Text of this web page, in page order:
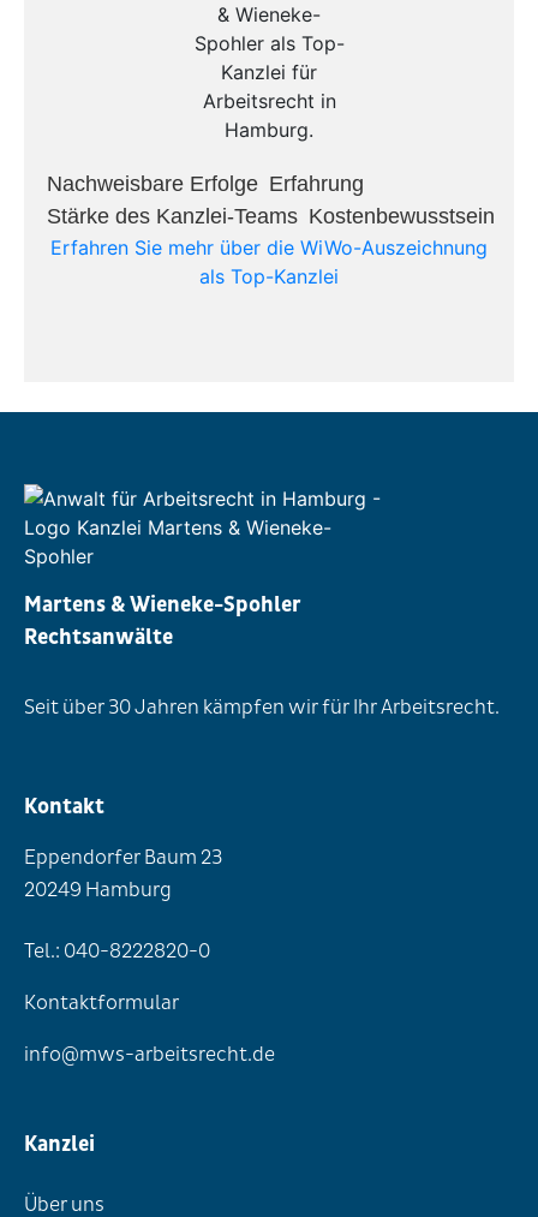
Nachweisbare Erfolge​ Erfahrung​
Stärke des Kanzlei-Teams​ Kostenbewusstsein​
Erfahren Sie mehr über die WiWo-Auszeichnung
als Top-Kanzlei
Martens & Wieneke-Spohler
Rechtsanwälte
Seit über 30 Jahren kämpfen wir für Ihr Arbeitsrecht.
Kontakt
Eppendorfer Baum 23
20249 Hamburg
Tel.: 040-8222820-0
Kontaktformular
info@mws-arbeitsrecht.de
Kanzlei
Über uns